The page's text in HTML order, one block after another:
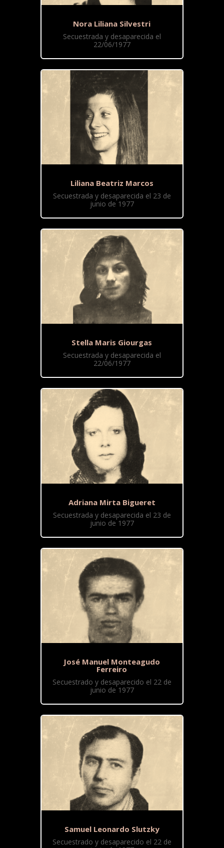
Nora Liliana Silvestri
Secuestrada y desaparecida el
22/06/1977
Liliana Beatriz Marcos
Secuestrada y desaparecida el 23 de
junio de 1977
Stella Maris Giourgas
Secuestrada y desaparecida el
22/06/1977
Adriana Mirta Bigueret
Secuestrada y desaparecida el 23 de
junio de 1977
José Manuel Monteagudo
Ferreiro
Secuestrado y desaparecido el 22 de
junio de 1977
Samuel Leonardo Slutzky
Secuestrado y desaparecido el 22 de